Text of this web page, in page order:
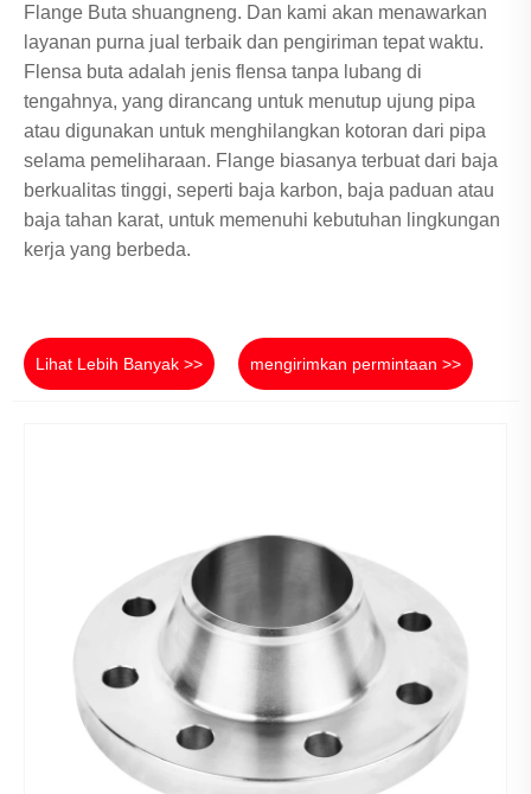
Flange Buta shuangneng. Dan kami akan menawarkan
layanan purna jual terbaik dan pengiriman tepat waktu.
Flensa buta adalah jenis flensa tanpa lubang di
tengahnya, yang dirancang untuk menutup ujung pipa
atau digunakan untuk menghilangkan kotoran dari pipa
selama pemeliharaan. Flange biasanya terbuat dari baja
berkualitas tinggi, seperti baja karbon, baja paduan atau
baja tahan karat, untuk memenuhi kebutuhan lingkungan
kerja yang berbeda.
Lihat Lebih Banyak >> mengirimkan permintaan >>